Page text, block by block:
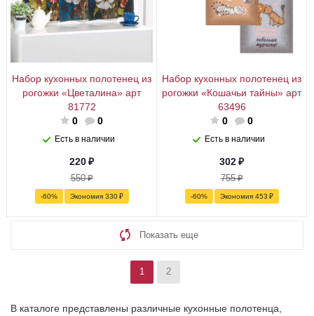
Набор кухонных полотенец из
рогожки «Цветалина» арт
81772
0
0
Есть в наличии
220₽
550₽
-60% Экономия 330₽
Набор кухонных полотенец из
рогожки «Кошачьи тайны» арт
63496
0
0
Есть в наличии
302₽
755₽
-60% Экономия 453 ₽
Показать еще
1 2
В каталоге представлены различные кухонные полотенца,